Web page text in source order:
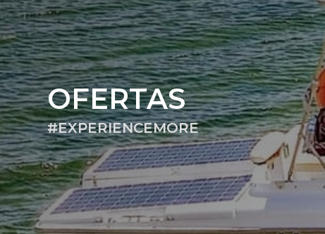
OFERTAS
#EXPERIENCEMORE